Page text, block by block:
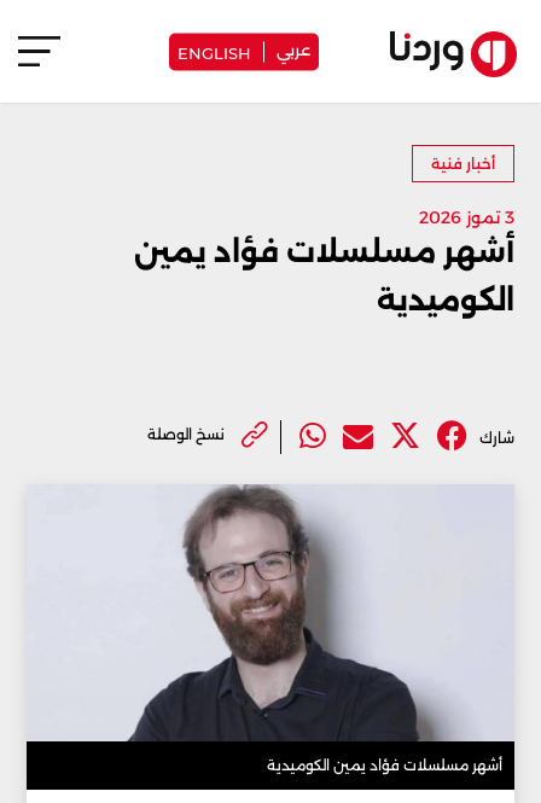
عربي ENGLISH
أخبار فنية
3 تموز 2026
أشهر مسلسلات فؤاد يمين
الكوميدية
شارك نسخ الوصلة
أشهر مسلسلات فؤاد يمين الكوميدية